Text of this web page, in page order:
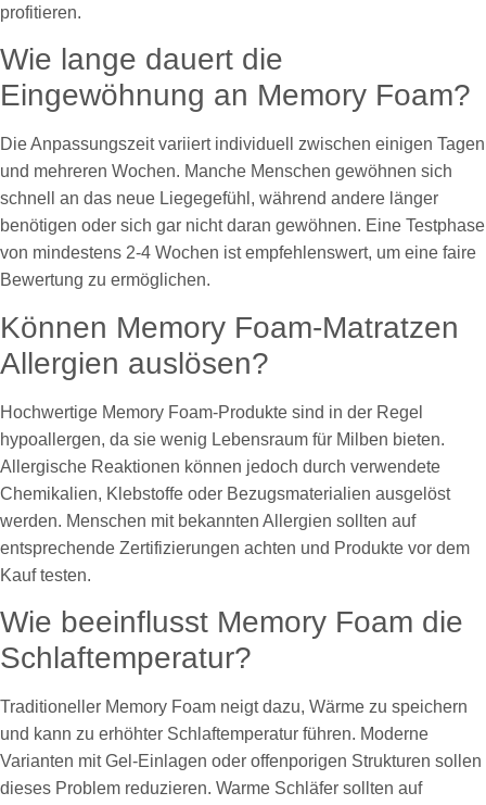
profitieren.
Wie lange dauert die
Eingewöhnung an Memory Foam?
Die Anpassungszeit variiert individuell zwischen einigen Tagen
und mehreren Wochen. Manche Menschen gewöhnen sich
schnell an das neue Liegegefühl, während andere länger
benötigen oder sich gar nicht daran gewöhnen. Eine Testphase
von mindestens 2-4 Wochen ist empfehlenswert, um eine faire
Bewertung zu ermöglichen.
Können Memory Foam-Matratzen
Allergien auslösen?
Hochwertige Memory Foam-Produkte sind in der Regel
hypoallergen, da sie wenig Lebensraum für Milben bieten.
Allergische Reaktionen können jedoch durch verwendete
Chemikalien, Klebstoffe oder Bezugsmaterialien ausgelöst
werden. Menschen mit bekannten Allergien sollten auf
entsprechende Zertifizierungen achten und Produkte vor dem
Kauf testen.
Wie beeinflusst Memory Foam die
Schlaftemperatur?
Traditioneller Memory Foam neigt dazu, Wärme zu speichern
und kann zu erhöhter Schlaftemperatur führen. Moderne
Varianten mit Gel-Einlagen oder offenporigen Strukturen sollen
dieses Problem reduzieren. Warme Schläfer sollten auf